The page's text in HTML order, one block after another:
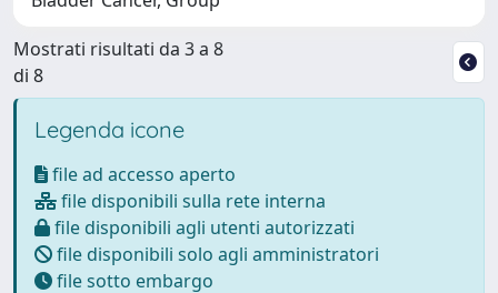
Mostrati risultati da 3 a 8
di 8
Legenda icone
file ad accesso aperto
file disponibili sulla rete interna
file disponibili agli utenti autorizzati
file disponibili solo agli amministratori
file sotto embargo